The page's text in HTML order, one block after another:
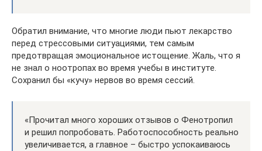
Обратил внимание, что многие люди пьют лекарство
перед стрессовыми ситуациями, тем самым
предотвращая эмоциональное истощение. Жаль, что я
не знал о ноотропах во время учебы в институте.
Сохранил бы «кучу» нервов во время сессий.
«Прочитал много хороших отзывов о Фенотропил
и решил попробовать. Работоспособность реально
увеличивается, а главное – быстро успокаиваюсь